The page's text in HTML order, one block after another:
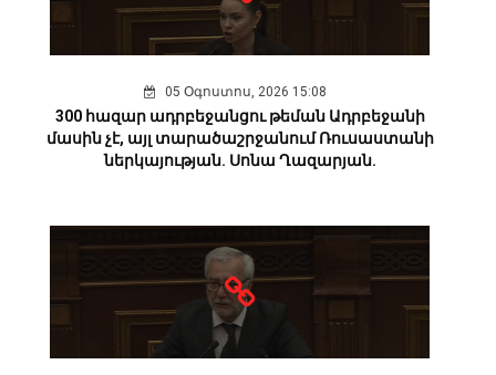
05 Օգոստոս, 2026 15:08
300 հազար ադրբեջանցու թեման Ադրբեջանի
մասին չէ, այլ տարածաշրջանում Ռուսաստանի
ներկայության. Սոնա Ղազարյան.